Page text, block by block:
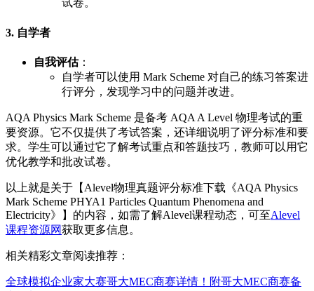
试卷。
3. 自学者
自我评估：
自学者可以使用 Mark Scheme 对自己的练习答案进
行评分，发现学习中的问题并改进。
AQA Physics Mark Scheme 是备考 AQA A Level 物理考试的重
要资源。它不仅提供了考试答案，还详细说明了评分标准和要
求。学生可以通过它了解考试重点和答题技巧，教师可以用它
优化教学和批改试卷。
以上就是关于【Alevel物理真题评分标准下载《AQA Physics
Mark Scheme PHYA1 Particles Quantum Phenomena and
Electricity》】的内容，如需了解Alevel课程动态，可至Alevel
课程资源网获取更多信息。
相关精彩文章阅读推荐：
全球模拟企业家大赛哥大MEC商赛详情！附哥大MEC商赛备